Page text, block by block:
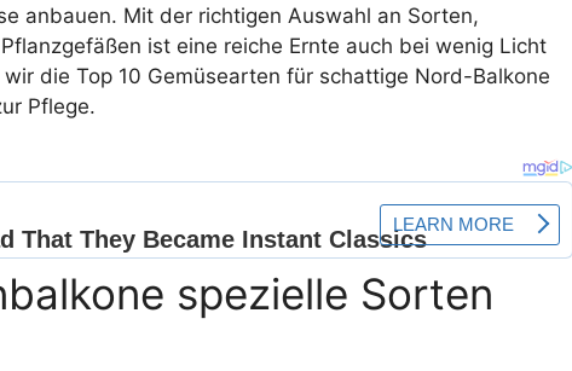
anbauen. Mit der richtigen Auswahl an Sorten,
ist eine reiche Ernte auch bei wenig Licht
die Top 10 Gemüsearten für schattige Nord-Balkone
Pflege.
spezielle Sorten